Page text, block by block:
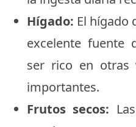
Hígado: El hígado
excelente fuente
ser rico en otras
importantes.
Frutos secos: